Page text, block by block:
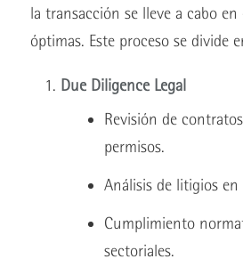
la transacción se lleve a cabo
óptimas. Este proceso se divide
Due Diligence Legal
Revisión de
permisos.
Análisis de litigios en
Cumplimiento
sectoriales.